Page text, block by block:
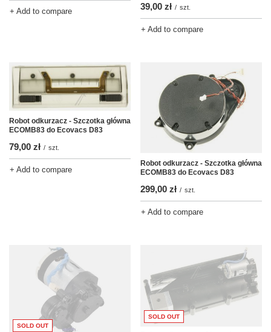
+ Add to compare 39,00 zł / szt.
+ Add to compare
Robot odkurzacz - Szczotka główna
ECOMB83 do Ecovacs D83
79,00 zł / szt.
+ Add to compare
Robot odkurzacz - Szczotka główna
ECOMB83 do Ecovacs D83
299,00 zł / szt.
+ Add to compare
SOLD OUT
SOLD OUT